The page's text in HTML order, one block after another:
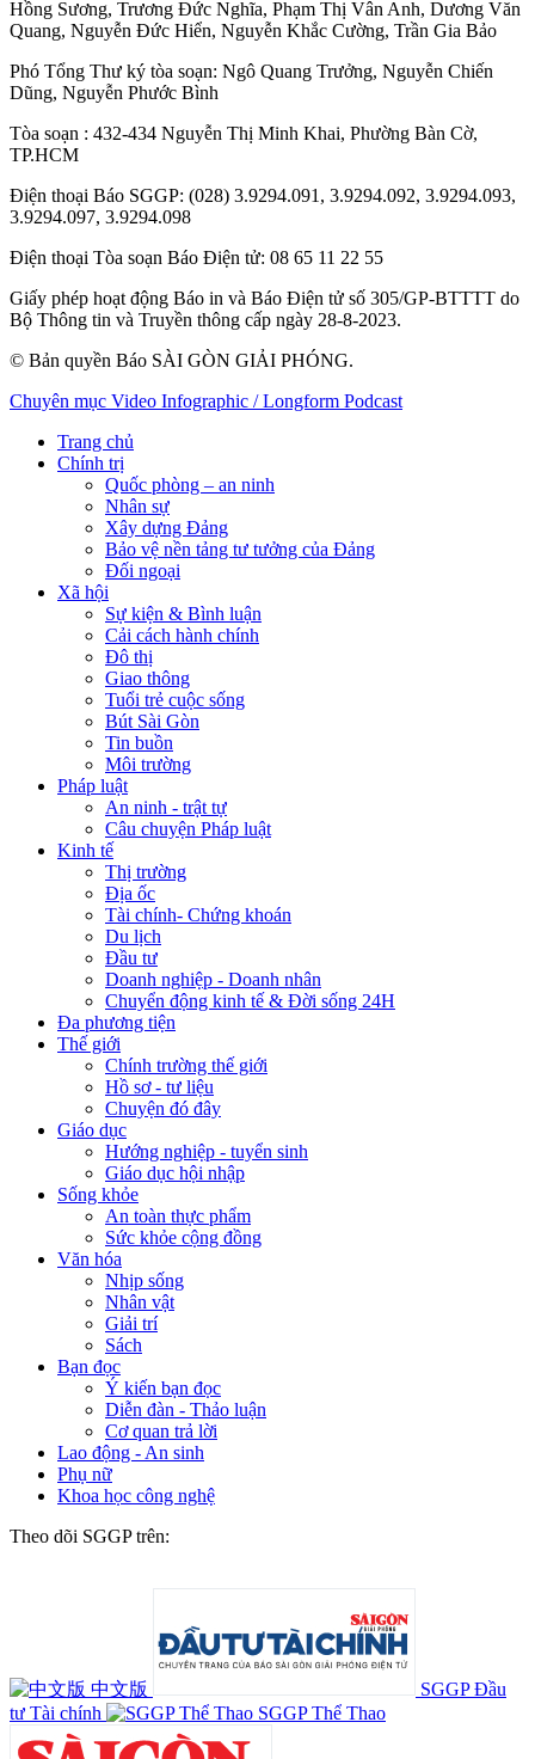
Hồng Sương, Trương Đức Nghĩa, Phạm Thị Vân Anh, Dương Văn
Quang, Nguyễn Đức Hiển, Nguyễn Khắc Cường, Trần Gia Bảo
Phó Tổng Thư ký tòa soạn: Ngô Quang Trưởng, Nguyễn Chiến
Dũng, Nguyễn Phước Bình
Tòa soạn : 432-434 Nguyễn Thị Minh Khai, Phường Bàn Cờ,
TP.HCM
Điện thoại Báo SGGP: (028) 3.9294.091, 3.9294.092, 3.9294.093,
3.9294.097, 3.9294.098
Điện thoại Tòa soạn Báo Điện tử: 08 65 11 22 55
Giấy phép hoạt động Báo in và Báo Điện tử số 305/GP-BTTTT do
Bộ Thông tin và Truyền thông cấp ngày 28-8-2023.
© Bản quyền Báo SÀI GÒN GIẢI PHÓNG.
Chuyên mục Video Infographic / Longform Podcast
Trang chủ
Chính trị
Quốc phòng – an ninh
Nhân sự
Xây dựng Đảng
Bảo vệ nền tảng tư tưởng của Đảng
Đối ngoại
Xã hội
Sự kiện & Bình luận
Cải cách hành chính
Đô thị
Giao thông
Tuổi trẻ cuộc sống
Bút Sài Gòn
Tin buồn
Môi trường
Pháp luật
An ninh - trật tự
Câu chuyện Pháp luật
Kinh tế
Thị trường
Địa ốc
Tài chính- Chứng khoán
Du lịch
Đầu tư
Doanh nghiệp - Doanh nhân
Chuyển động kinh tế & Đời sống 24H
Đa phương tiện
Thế giới
Chính trường thế giới
Hồ sơ - tư liệu
Chuyện đó đây
Giáo dục
Hướng nghiệp - tuyển sinh
Giáo dục hội nhập
Sống khỏe
An toàn thực phẩm
Sức khỏe cộng đồng
Văn hóa
Nhịp sống
Nhân vật
Giải trí
Sách
Bạn đọc
Ý kiến bạn đọc
Diễn đàn - Thảo luận
Cơ quan trả lời
Lao động - An sinh
Phụ nữ
Khoa học công nghệ
Theo dõi SGGP trên:
中文版
SGGP Đầu
tư Tài chính
SGGP Thể Thao